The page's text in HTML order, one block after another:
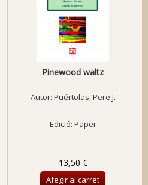
Pinewood waltz
Autor: Puértolas, Pere J.
Edició: Paper
13,50 €
Afegir al carret